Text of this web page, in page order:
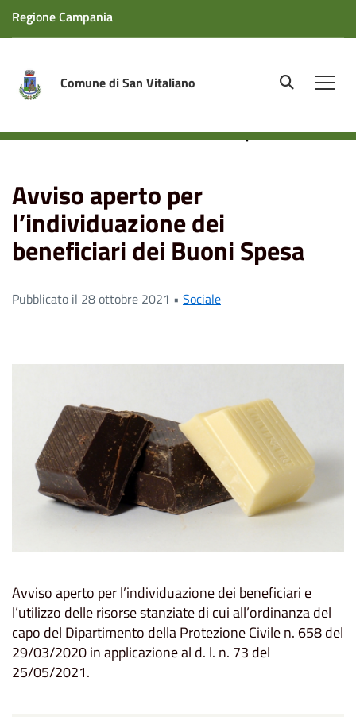
Regione Campania
Comune di San Vitaliano site.searc
l’individuazione dei beneficiari dei Buoni Spesa
Avviso aperto per
l’individuazione dei
beneficiari dei Buoni Spesa
Pubblicato il 28 ottobre 2021 • Sociale
Avviso aperto per l’individuazione dei beneficiari e
l’utilizzo delle risorse stanziate di cui all’ordinanza del
capo del Dipartimento della Protezione Civile n. 658 del
29/03/2020 in applicazione al d. l. n. 73 del
25/05/2021.